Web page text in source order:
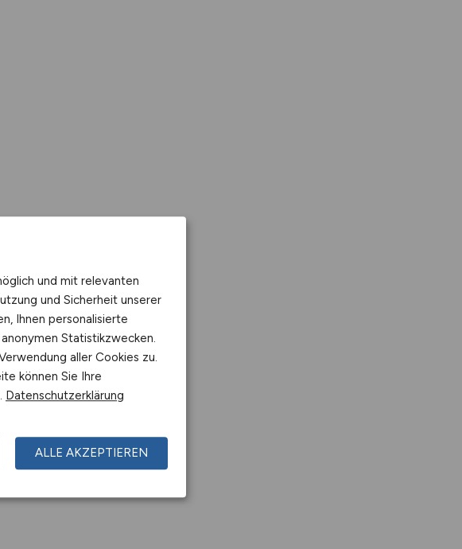
und mit relevanten
und Sicherheit unserer
Ihnen personalisierte
Statistikzwecken.
aller Cookies zu.
können Sie Ihre
Datenschutzerklärung
ALLE AKZEPTIEREN